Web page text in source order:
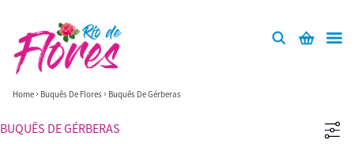
Home Buquês De Flores Buquês De Gérberas
BUQUÊS DE GÉRBERAS